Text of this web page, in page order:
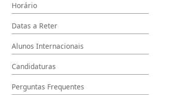
Horário
Datas a Reter
Alunos Internacionais
Candidaturas
Perguntas Frequentes